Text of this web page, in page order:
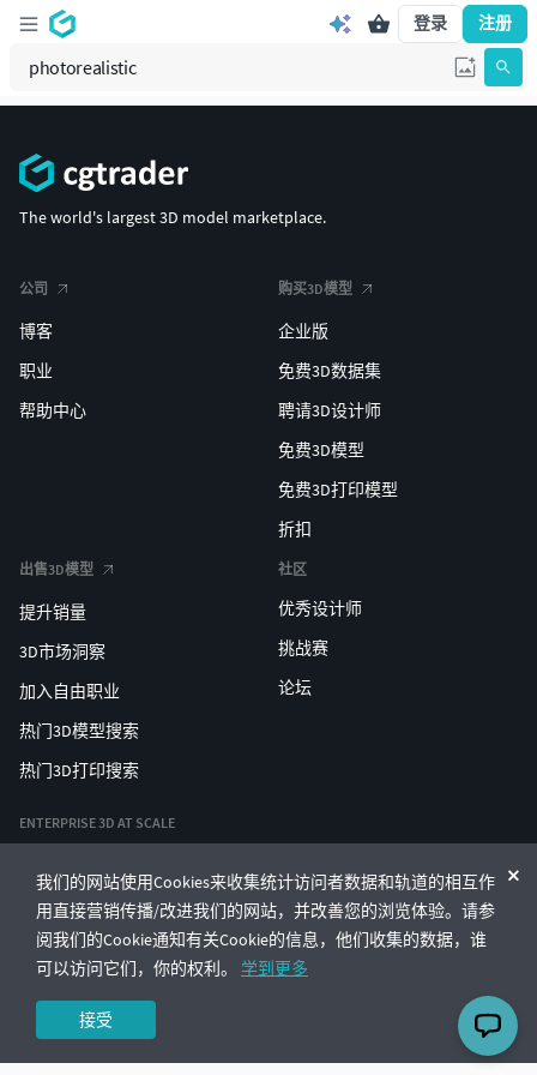
登录 注册
我们的网站使用Cookies来收集统计访问者数据和轨道的相互作
用直接营销传播/改进我们的网站，并改善您的浏览体验。请参
阅我们的Cookie通知有关Cookie的信息，他们收集的数据，谁
可以访问它们，你的权利。 学到更多
接受
The world's largest 3D model marketplace.
公司
博客
职业
帮助中心
购买3D模型
企业版
免费3D数据集
聘请3D设计师
免费3D模型
免费3D打印模型
折扣
出售3D模型
提升销量
3D市场洞察
加入自由职业
热门3D模型搜索
热门3D打印搜索
社区
优秀设计师
挑战赛
论坛
ENTERPRISE 3D AT SCALE
© CGTrader 2011-2026
UAB CGTrader, Antakalnio st. 17, Vilnius, Lithuania
条款与条件隐私🇨🇳 中文